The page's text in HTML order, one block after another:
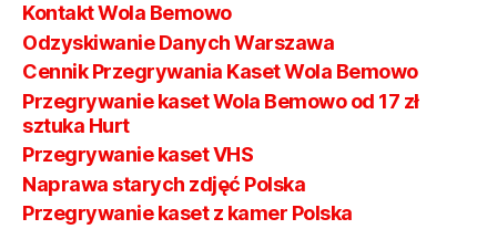
Kontakt Wola Bemowo
Odzyskiwanie Danych Warszawa
Cennik Przegrywania Kaset Wola Bemowo
Przegrywanie kaset Wola Bemowo od 17 zł
sztuka Hurt
Przegrywanie kaset VHS
Naprawa starych zdjęć Polska
Przegrywanie kaset z kamer Polska